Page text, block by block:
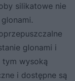
silikatowe nie
glonami i
tym wysoką
i dostępne są